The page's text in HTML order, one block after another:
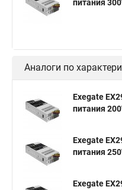
питания
Аналоги по
Exegate
питания
Exegate
питания
Exegate